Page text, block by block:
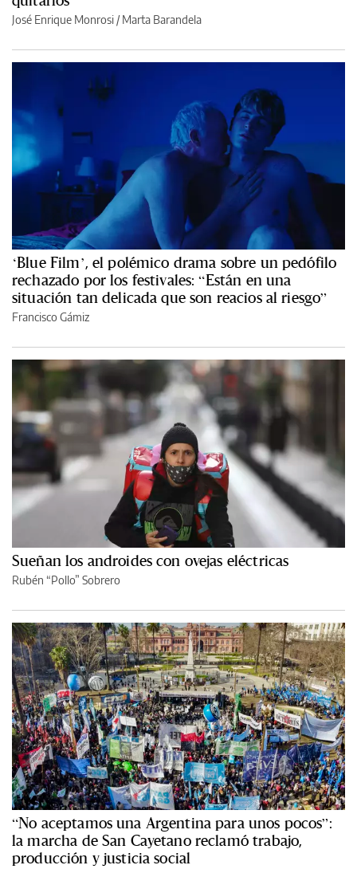
José Enrique Monrosi / Marta Barandela
‘Blue Film’, el polémico drama sobre un pedófilo
rechazado por los festivales: “Están en una
situación tan delicada que son reacios al riesgo”
Francisco Gámiz
Sueñan los androides con ovejas eléctricas
Rubén “Pollo” Sobrero
“No aceptamos una Argentina para unos pocos”:
la marcha de San Cayetano reclamó trabajo,
producción y justicia social